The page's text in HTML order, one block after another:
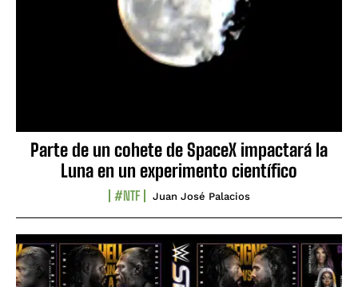
Parte de un cohete de SpaceX impactará la
Luna en un experimento científico
#NTF Juan José Palacios